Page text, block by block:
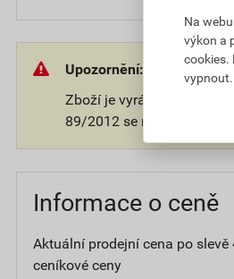
Upozornění:
Zboží je vyráběno na
89/2012 se na takové
Informace o ceně
Aktuální prodejní cena po slevě
ceníkové ceny
Na
výkon a
cookies.
vypnout.